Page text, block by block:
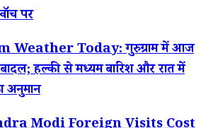
पर
Weather Today: गुरुग्राम में आज
हल्की से मध्यम बारिश और रात में
अनुमान